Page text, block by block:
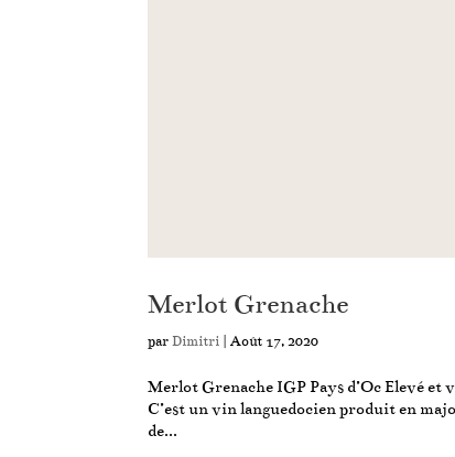
Merlot Grenache
parDimitri |Août 17, 2020
Merlot Grenache IGP Pays d’Oc Elevé
C’est un vin languedocien produit en
de...